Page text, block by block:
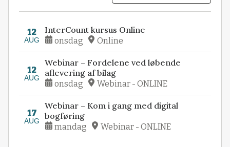
12
AUG
InterCount kursus Online
onsdag Online
12
AUG
Webinar – Fordelene ved løbende
aflevering af bilag
onsdag Webinar - ONLINE
17
AUG
Webinar – Kom i gang med digital
bogføring
mandag Webinar - ONLINE